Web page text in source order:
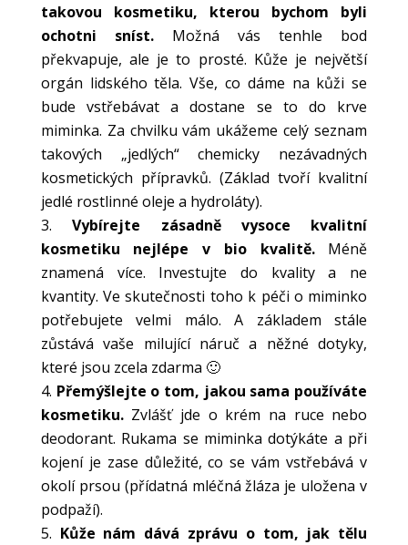
takovou kosmetiku, kterou bychom byli
ochotni sníst.Možná vás tenhle bod
překvapuje, ale je to prosté. Kůže je největší
orgán lidského těla. Vše, co dáme na kůži se
bude vstřebávat a dostane se to do krve
miminka. Za chvilku vám ukážeme celý seznam
takových „jedlých“ chemicky nezávadných
kosmetických přípravků. (Základ tvoří kvalitní
jedlé rostlinné oleje a hydroláty).
Vybírejte zásadně vysoce kvalitní
kosmetiku nejlépe v bio kvalitě.Méně
znamená více. Investujte do kvality a ne
kvantity. Ve skutečnosti toho k péči o miminko
potřebujete velmi málo. A základem stále
zůstává vaše milující náruč a něžné dotyky,
které jsou zcela zdarma 🙂
Přemýšlejte o tom, jakou sama používáte
kosmetiku.Zvlášť jde o krém na ruce nebo
deodorant. Rukama se miminka dotýkáte a při
kojení je zase důležité, co se vám vstřebává v
okolí prsou (přídatná mléčná žláza je uložena v
podpaží).
Kůže nám dává zprávu o tom, jak tělu